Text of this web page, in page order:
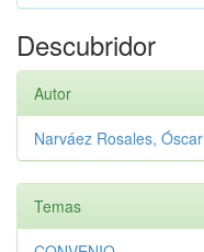
Descubridor
Autor
Narváez Rosales, Óscar
Temas